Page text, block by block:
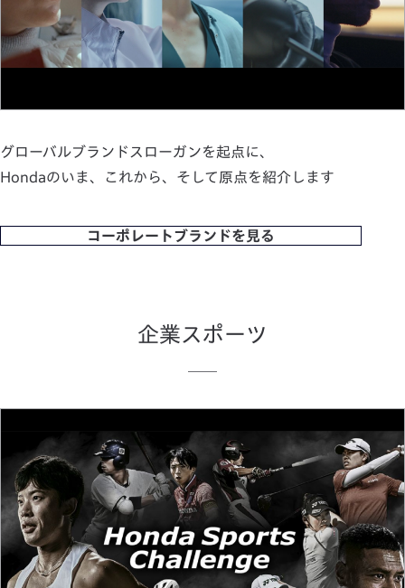
グローバルブランドスローガンを起点に、
Hondaのいま、これから、そして原点を紹介します
コーポレートブランドを見る
企業スポーツ